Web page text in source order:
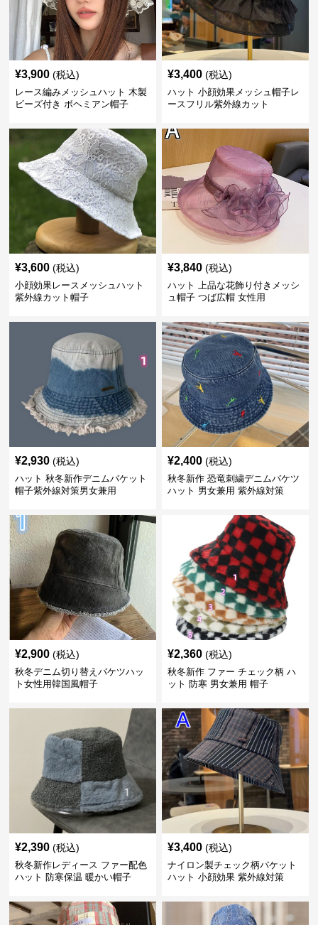
¥3,900 (税込)
レース編みメッシュハット 木製
ビーズ付き ボヘミアン帽子
¥3,400 (税込)
ハット 小顔効果メッシュ帽子レ
ースフリル紫外線カット
¥3,600 (税込)
小顔効果レースメッシュハット
紫外線カット帽子
¥3,840 (税込)
ハット 上品な花飾り付きメッシ
ュ帽子 つば広帽 女性用
¥2,930 (税込)
ハット 秋冬新作デニムバケット
帽子紫外線対策男女兼用
¥2,400 (税込)
秋冬新作 恐竜刺繍デニムバケツ
ハット 男女兼用 紫外線対策
¥2,900 (税込)
秋冬デニム切り替えバケツハッ
ト女性用韓国風帽子
¥2,360 (税込)
秋冬新作 ファー チェック柄 ハ
ット 防寒 男女兼用 帽子
¥2,390 (税込)
秋冬新作レディース ファー配色
ハット 防寒保温 暖かい帽子
¥3,400 (税込)
ナイロン製チェック柄バケット
ハット 小顔効果 紫外線対策